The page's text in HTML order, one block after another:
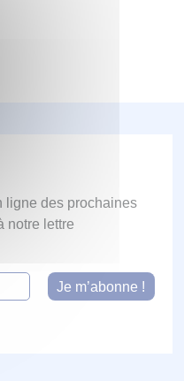
ligne des prochaines
notre lettre